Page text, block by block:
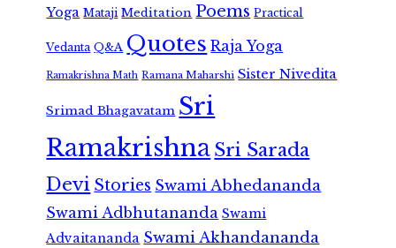
Yoga Mataji Meditation Poems Practical
Vedanta Q&A Quotes Raja Yoga
Ramakrishna Math Ramana Maharshi Sister Nivedita
Srimad Bhagavatam Sri
RamakrishnaSri Sarada
Devi Stories Swami Abhedananda
Swami Adbhutananda Swami
Advaitananda Swami Akhandananda